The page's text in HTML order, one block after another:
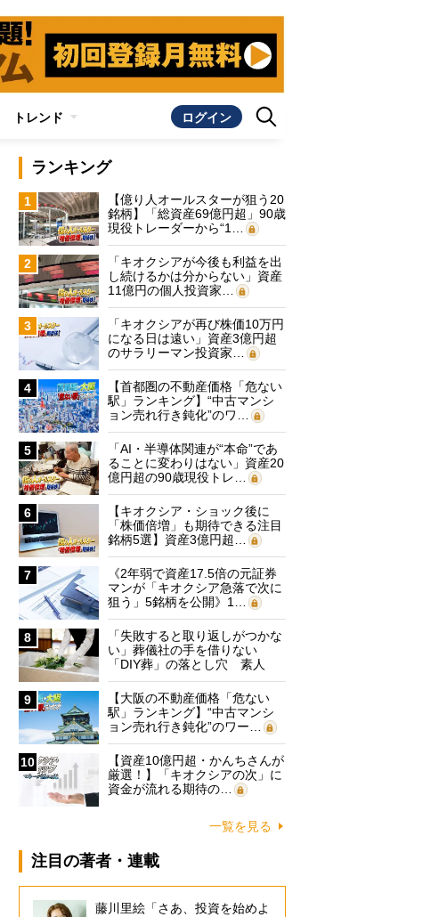
トレンド ログイン
ランキング
1
【億り人オールスターが狙う20
銘柄】「総資産69億円超」90歳
現役トレーダーから“1…
2
「キオクシアが今後も利益を出
し続けるかは分からない」資産
11億円の個人投資家…
3
「キオクシアが再び株価10万円
になる日は遠い」資産3億円超
のサラリーマン投資家…
4
【首都圏の不動産価格「危ない
駅」ランキング】“中古マンシ
ョン売れ行き鈍化”のワ…
5
「AI・半導体関連が“本命”であ
ることに変わりはない」資産20
億円超の90歳現役トレ…
6
【キオクシア・ショック後に
「株価倍増」も期待できる注目
銘柄5選】資産3億円超…
7
《2年弱で資産17.5倍の元証券
マンが「キオクシア急落で次に
狙う」5銘柄を公開》1…
8
「失敗すると取り返しがつかな
い」葬儀社の手を借りない
「DIY葬」の落とし穴 素人
に…
9
【大阪の不動産価格「危ない
駅」ランキング】“中古マンシ
ョン売れ行き鈍化”のワー…
10
【資産10億円超・かんちさんが
厳選！】「キオクシアの次」に
資金が流れる期待の…
一覧を見る
注目の著者・連載
藤川里絵「さあ、投資を始めよ